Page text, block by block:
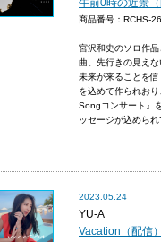
午前0時の近景
商品番号：RCHS-
宮沢和史のソロ作
曲。先行きの見え
未来が来ることを
を込めて作られお
Songコンサート』
ッセージが込めら
2023.05.24
YU-A
Vacation（配信